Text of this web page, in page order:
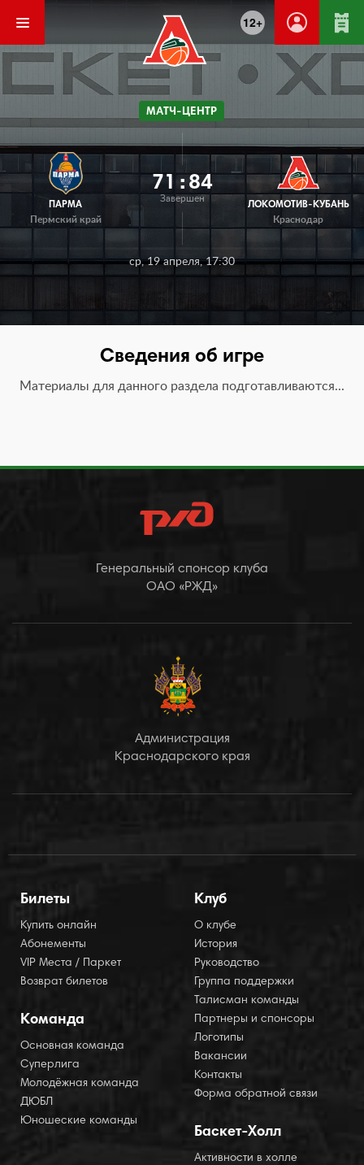
12+
МАТЧ-ЦЕНТР
ПАРМА
Пермский край
71 : 84
Завершен
ЛОКОМОТИВ-КУБАНЬ
Краснодар
ср, 19 апреля, 17:30
Сведения об игре
Материалы для данного раздела подготавливаются...
Генеральный спонсор клуба
ОАО «РЖД»
Администрация
Краснодарского края
Билеты
Купить онлайн
Абонементы
VIP Места / Паркет
Возврат билетов
Команда
Основная команда
Суперлига
Молодёжная команда
ДЮБЛ
Юношеские команды
Клуб
О клубе
История
Руководство
Группа поддержки
Талисман команды
Партнеры и спонсоры
Логотипы
Вакансии
Контакты
Форма обратной связи
Баскет-Холл
Активности в холле